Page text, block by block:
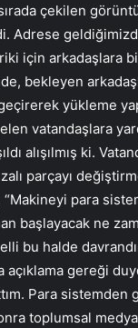
çekilen
Adrese
için arkadaşlara
bekleyen
yükleme
vatandaşlara
alışılmış ki.
parçayı
para
başlayacak ne
bu halde
açıklama gereği
Para
toplumsal